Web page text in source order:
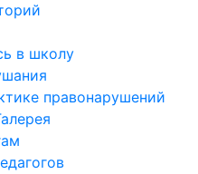
в школу
правонарушений